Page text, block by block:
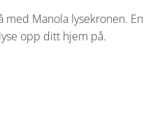
med Manola lysekronen. En
opp ditt hjem på.